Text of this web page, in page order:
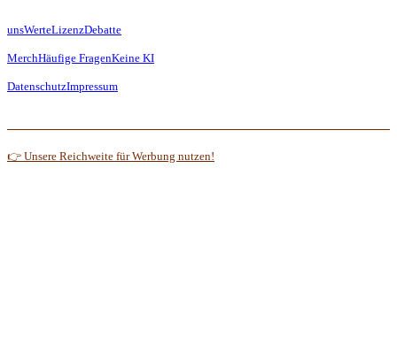
unsWerteLizenzDebatte
MerchHäufige FragenKeine KI
DatenschutzImpressum
👉 Unsere Reichweite für Werbung nutzen!